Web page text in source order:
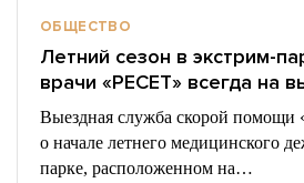
ОБЩЕСТВО
Летний сезон в экстрим-
врачи «РЕСЕТ» всегда на
Выездная служба скорой
о начале летнего медицинского
парке, расположенном на…